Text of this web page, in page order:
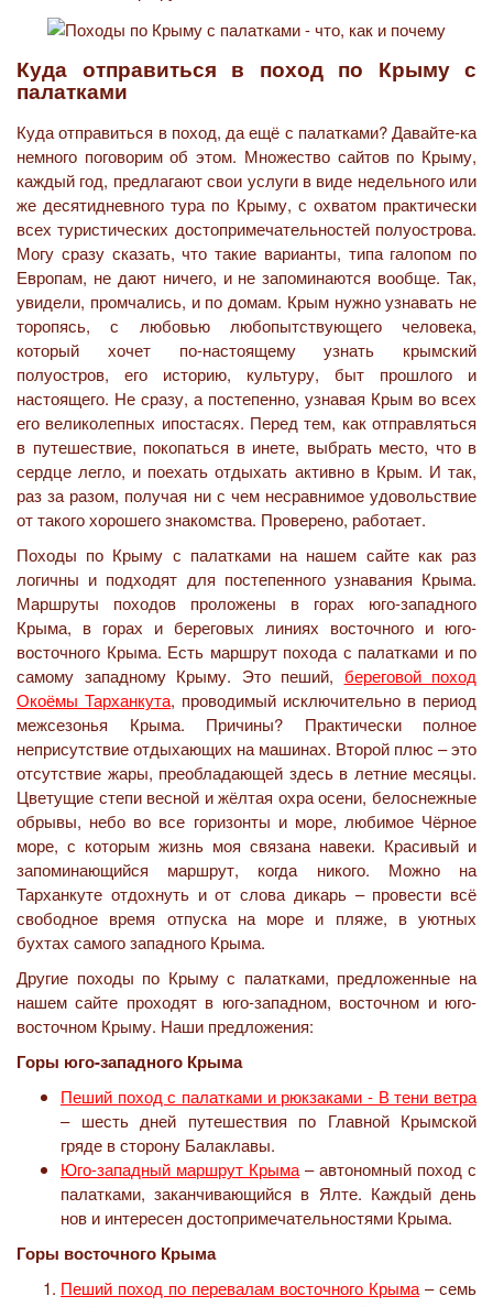
Куда отправиться в поход по Крыму с
палатками
Куда отправиться в поход, да ещё с палатками? Давайте-ка
немного поговорим об этом. Множество сайтов по Крыму,
каждый год, предлагают свои услуги в виде недельного или
же десятидневного тура по Крыму, с охватом практически
всех туристических достопримечательностей полуострова.
Могу сразу сказать, что такие варианты, типа галопом по
Европам, не дают ничего, и не запоминаются вообще. Так,
увидели, промчались, и по домам. Крым нужно узнавать не
торопясь, с любовью любопытствующего человека,
который хочет по-настоящему узнать крымский
полуостров, его историю, культуру, быт прошлого и
настоящего. Не сразу, а постепенно, узнавая Крым во всех
его великолепных ипостасях. Перед тем, как отправляться
в путешествие, покопаться в инете, выбрать место, что в
сердце легло, и поехать отдыхать активно в Крым. И так,
раз за разом, получая ни с чем несравнимое удовольствие
от такого хорошего знакомства. Проверено, работает.
Походы по Крыму с палатками на нашем сайте как раз
логичны и подходят для постепенного узнавания Крыма.
Маршруты походов проложены в горах юго-западного
Крыма, в горах и береговых линиях восточного и юго-
восточного Крыма. Есть маршрут похода с палатками и по
самому западному Крыму. Это пеший, береговой поход
Окоёмы Тарханкута, проводимый исключительно в период
межсезонья Крыма. Причины? Практически полное
неприсутствие отдыхающих на машинах. Второй плюс – это
отсутствие жары, преобладающей здесь в летние месяцы.
Цветущие степи весной и жёлтая охра осени, белоснежные
обрывы, небо во все горизонты и море, любимое Чёрное
море, с которым жизнь моя связана навеки. Красивый и
запоминающийся маршрут, когда никого. Можно на
Тарханкуте отдохнуть и от слова дикарь – провести всё
свободное время отпуска на море и пляже, в уютных
бухтах самого западного Крыма.
Другие походы по Крыму с палатками, предложенные на
нашем сайте проходят в юго-западном, восточном и юго-
восточном Крыму. Наши предложения:
Горы юго-западного Крыма
Пеший поход с палатками и рюкзаками - В тени ветра
– шесть дней путешествия по Главной Крымской
гряде в сторону Балаклавы.
Юго-западный маршрут Крыма – автономный поход с
палатками, заканчивающийся в Ялте. Каждый день
нов и интересен достопримечательностями Крыма.
Горы восточного Крыма
Пеший поход по перевалам восточного Крыма – семь